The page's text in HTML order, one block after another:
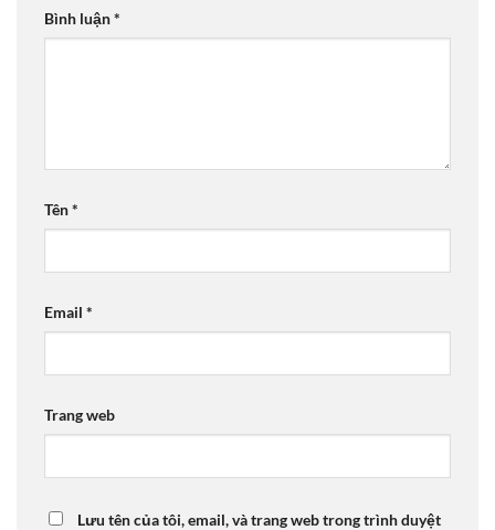
Bình luận*
Tên*
Email *
Trang web
Lưu tên của tôi, email, và trang web trong trình duyệt